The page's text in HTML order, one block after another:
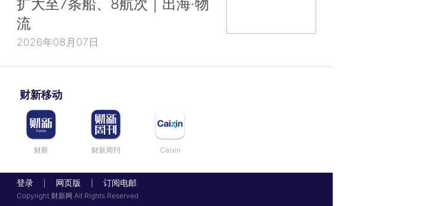
流
2026年08月07日
财新移动
财新 财新周刊 Caixin
登录 网页版 订阅电邮
Copyright 财新网 All Rights Reserved